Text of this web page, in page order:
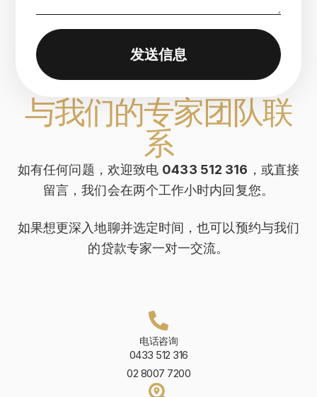
与我们的专家团队联
系
如有任何问题，欢迎致电 0433 512 316 ，或直接
留言，我们会在两个工作小时内回复您。
如果想更深入地聊并选定时间，也可以预约与我们
的贷款专家一对一交流。
电话咨询
0433 512 316
02 8007 7200
发送信息